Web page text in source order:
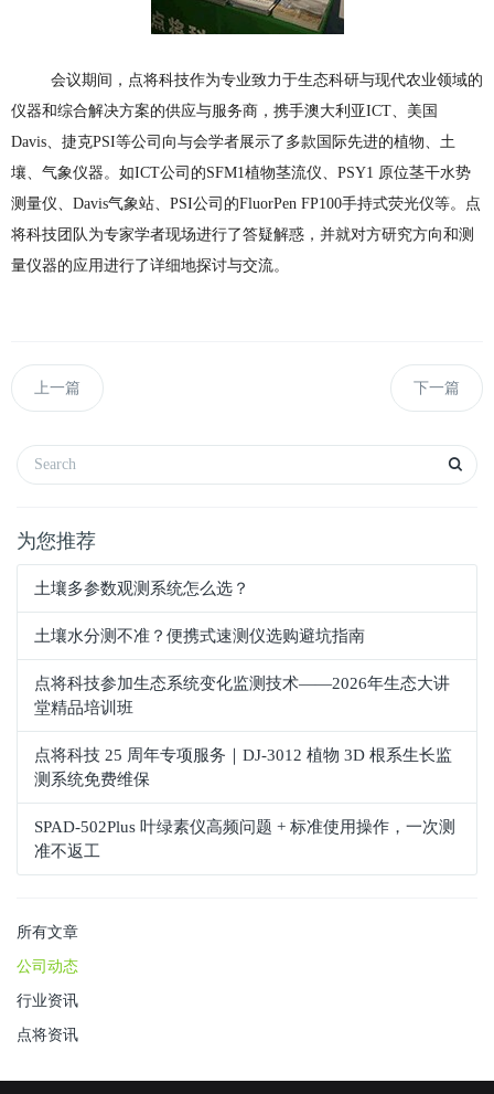
会议期间，点将科技作为专业致力于生态科研与现代农业领域的
仪器和综合解决方案的供应与服务商，携手澳大利亚ICT、美国
Davis、捷克PSI等公司向与会学者展示了多款国际先进的植物、土
壤、气象仪器。如ICT公司的SFM1植物茎流仪、PSY1 原位茎干水势
测量仪、Davis气象站、PSI公司的FluorPen FP100手持式荧光仪等。点
将科技团队为专家学者现场进行了答疑解惑，并就对方研究方向和测
量仪器的应用进行了详细地探讨与交流。
上一篇 下一篇
为您推荐
土壤多参数观测系统怎么选？
土壤水分测不准？便携式速测仪选购避坑指南
点将科技参加生态系统变化监测技术——2026年生态大讲
堂精品培训班
点将科技 25 周年专项服务｜DJ-3012 植物 3D 根系生长监
测系统免费维保
SPAD‑502Plus 叶绿素仪高频问题 + 标准使用操作，一次测
准不返工
所有文章
公司动态
行业资讯
点将资讯